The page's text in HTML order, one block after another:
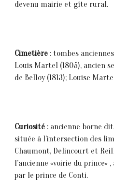
devenu mairie et gîte rural.
Cimetière : tombes
Louis Martel (1805), ancien
de Bel1oy (1813); Louise
Curiosité : ancienne borne
située à l’intersection des
Chaumont, Delincourt et
l’ancienne «voirie du prince»
par le prince de Conti.